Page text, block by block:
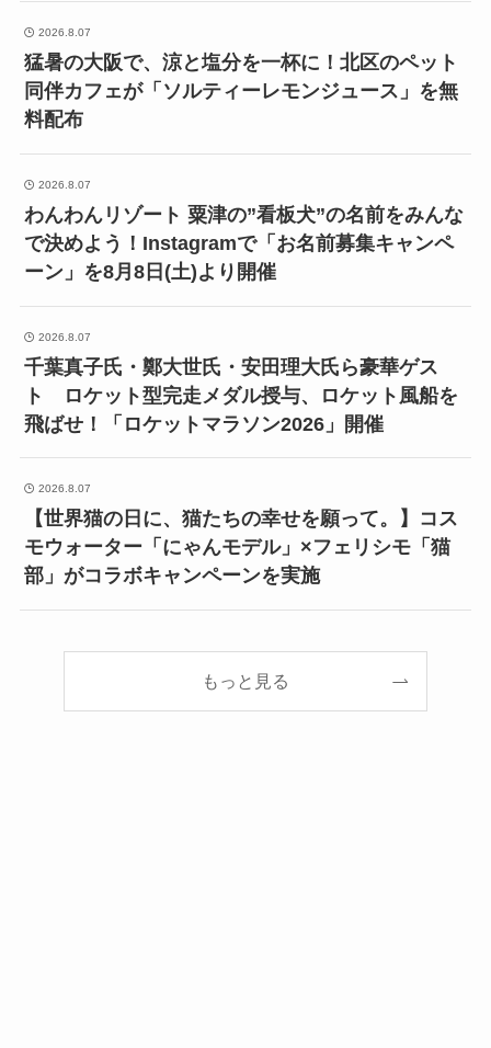
2026.8.07
猛暑の大阪で、涼と塩分を一杯に！北区のペット
同伴カフェが「ソルティーレモンジュース」を無
料配布
2026.8.07
わんわんリゾート 粟津の”看板犬”の名前をみんな
で決めよう！Instagramで「お名前募集キャンペ
ーン」を8月8日(土)より開催
2026.8.07
千葉真子氏・鄭大世氏・安田理大氏ら豪華ゲス
ト ロケット型完走メダル授与、ロケット風船を
飛ばせ！「ロケットマラソン2026」開催
2026.8.07
【世界猫の日に、猫たちの幸せを願って。】コス
モウォーター「にゃんモデル」×フェリシモ「猫
部」がコラボキャンペーンを実施
もっと見る